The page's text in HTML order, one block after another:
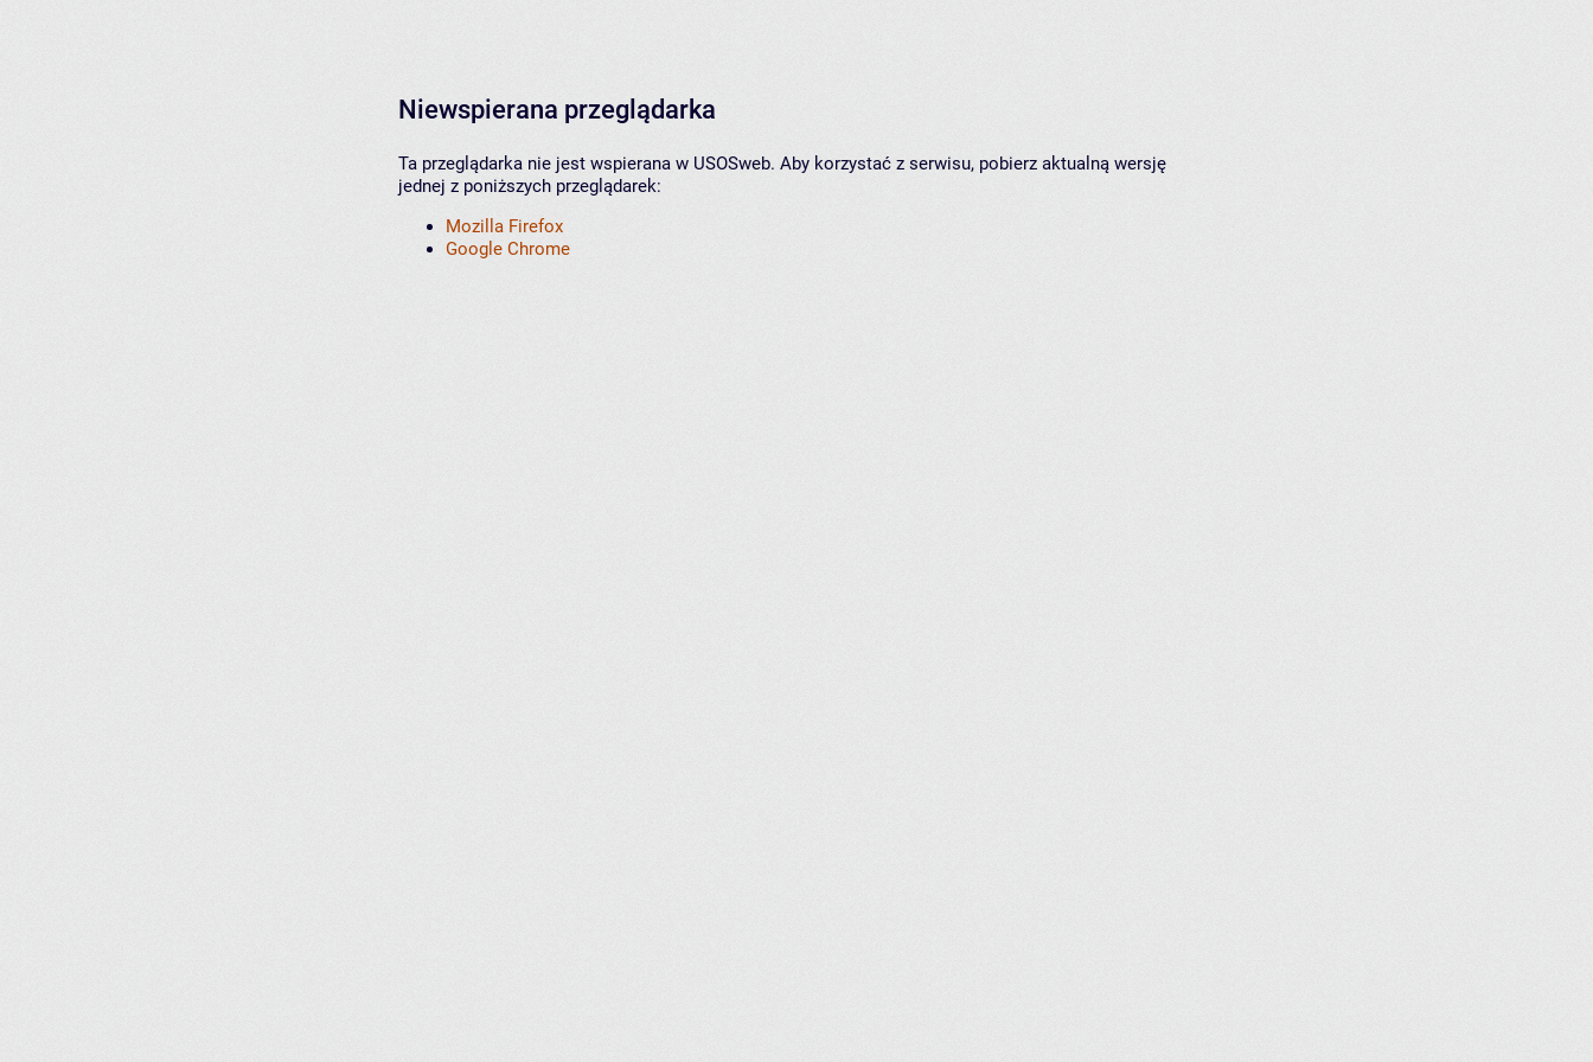
Niewspierana przeglądarka
Ta przeglądarka nie jest wspierana w USOSweb. Aby korzystać z serwisu, pobierz aktualną wersję
jednej z poniższych przeglądarek:
Mozilla Firefox
Google Chrome